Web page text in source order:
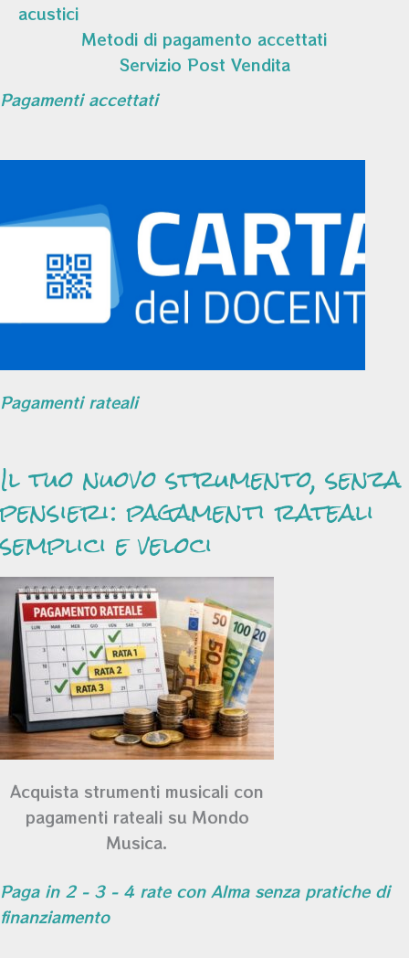
acustici
Metodi di pagamento accettati
Servizio Post Vendita
Pagamenti accettati
Pagamenti rateali
Il tuo nuovo strumento, senza
pensieri: pagamenti rateali
semplici e veloci
Acquista strumenti musicali con
pagamenti rateali su Mondo
Musica.
Paga in 2 - 3 - 4 rate con Alma senza pratiche di
finanziamento